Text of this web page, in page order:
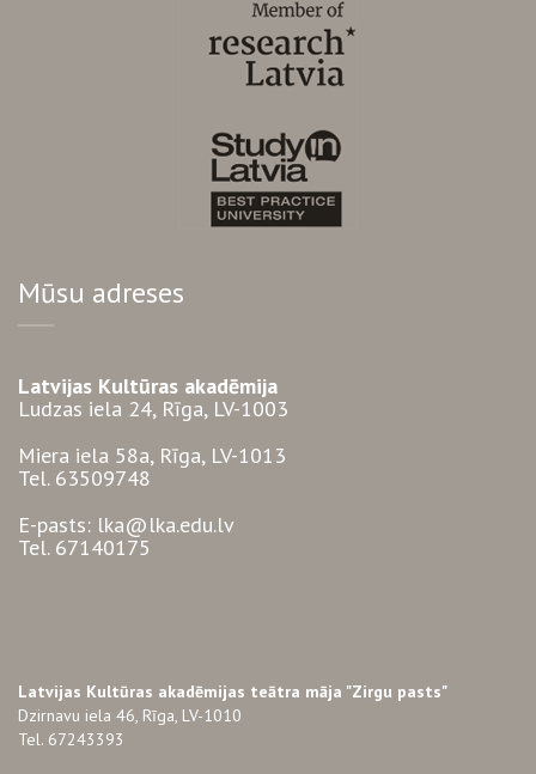
Mūsu adreses
Latvijas Kultūras akadēmija
Ludzas iela 24, Rīga, LV-1003
Miera iela 58a, Rīga, LV-1013
Tel. 63509748
E-pasts: lka@lka.edu.lv
Tel. 67140175
Latvijas Kultūras akadēmijas teātra māja "Zirgu pasts"
Dzirnavu iela 46, Rīga, LV-1010
Tel. 67243393